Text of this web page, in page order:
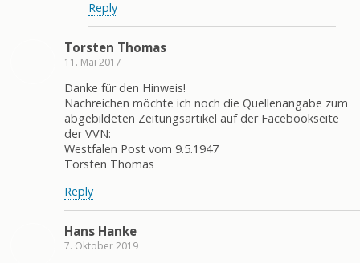
Reply
Torsten Thomas
11. Mai 2017
Danke für den Hinweis!
Nachreichen möchte ich noch die Quellenangabe zum
abgebildeten Zeitungsartikel auf der Facebookseite
der VVN:
Westfalen Post vom 9.5.1947
Torsten Thomas
Reply
Hans Hanke
7. Oktober 2019